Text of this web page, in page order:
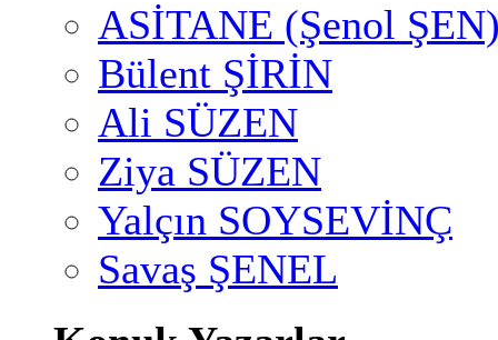
ASİTANE (Şenol
Bülent ŞİRİN
Ali SÜZEN
Ziya SÜZEN
Yalçın SOYSEVİNÇ
Savaş ŞENEL